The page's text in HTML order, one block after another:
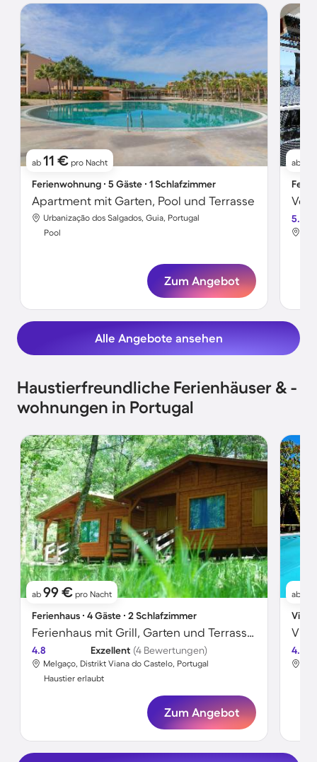
ab 11 € pro Nacht
Ferienwohnung ∙ 5 Gäste ∙ 1 Schlafzimmer
Apartment mit Garten, Pool und Terrasse
Urbanização dos Salgados, Guia, Portugal
Pool
Zum Angebot
ab
5.0
Alle Angebote ansehen
Haustierfreundliche Ferienhäuser & -
wohnungen in Portugal
ab 99 € pro Nacht
Ferienhaus ∙ 4 Gäste ∙ 2 Schlafzimmer
Ferienhaus mit Grill, Garten und Terrasse | Bergblick | Haustierfreundlich
4.8 Exzellent (4 Bewertungen)
Melgaço, Distrikt Viana do Castelo, Portugal
Haustier erlaubt
Zum Angebot
ab
Villa
4.7